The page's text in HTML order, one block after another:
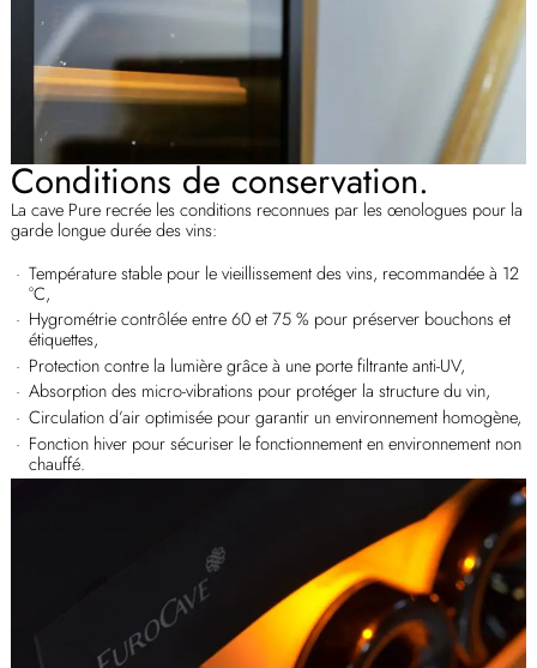
Conditions de conservation.
La cave Pure recrée les conditions reconnues par les œnologues pour la
garde longue durée des vins:
Température stable pour le vieillissement des vins, recommandée à 12
°C,
Hygrométrie contrôlée entre 60 et 75 % pour préserver bouchons et
étiquettes,
Protection contre la lumière grâce à une porte filtrante anti-UV,
Absorption des micro-vibrations pour protéger la structure du vin,
Circulation d’air optimisée pour garantir un environnement homogène,
Fonction hiver pour sécuriser le fonctionnement en environnement non
chauffé.